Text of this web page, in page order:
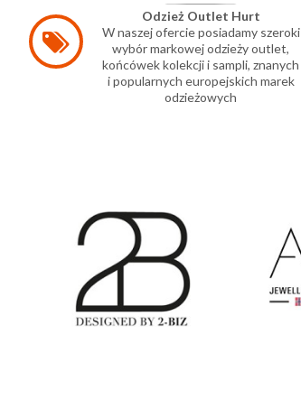
Odzież Outlet Hurt
W naszej ofercie posiadamy szeroki
wybór markowej odzieży outlet,
końcówek kolekcji i sampli, znanych
i popularnych europejskich marek
odzieżowych